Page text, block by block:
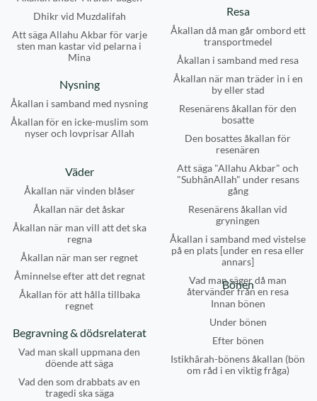
Dhikr vid Muzdalifah
Att säga Allahu Akbar för varje
sten man kastar vid pelarna i
Mina
Resa
Åkallan då man går ombord ett
transportmedel
Åkallan i samband med resa
Åkallan när man träder in i en
by eller stad
Resenärens åkallan för den
bosatte
Den bosattes åkallan för
resenären
Att säga "Allahu Akbar" och
"SubhânAllah" under resans
gång
Resenärens åkallan vid
gryningen
Åkallan i samband med vistelse
på en plats [under en resa eller
annars]
Vad man säger då man
återvänder från en resa
Nysning
Åkallan i samband med nysning
Åkallan för en icke-muslim som
nyser och lovprisar Allah
Väder
Åkallan när vinden blåser
Åkallan när det åskar
Åkallan när man vill att det ska
regna
Åkallan när man ser regnet
Åminnelse efter att det regnat
Åkallan för att hålla tillbaka
regnet
Bönen
Innan bönen
Under bönen
Efter bönen
Istikhârah-bönens åkallan (bön
om råd i en viktig fråga)
Begravning & dödsrelaterat
Vad man skall uppmana den
döende att säga
Vad den som drabbats av en
tragedi ska säga